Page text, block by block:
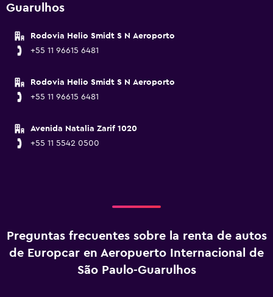
Guarulhos
Rodovia Helio Smidt S N Aeroporto
+55 11 96615 6481
Rodovia Helio Smidt S N Aeroporto
+55 11 96615 6481
Avenida Natalia Zarif 1020
+55 11 5542 0500
Preguntas frecuentes sobre la renta de autos
de Europcar en Aeropuerto Internacional de
São Paulo-Guarulhos